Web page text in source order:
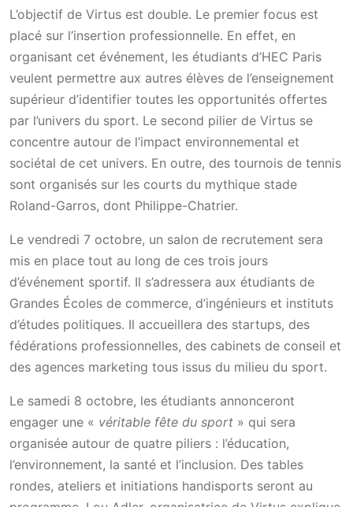
L’objectif de Virtus est double. Le premier focus est
placé sur l’insertion professionnelle. En effet, en
organisant cet événement, les étudiants d’HEC Paris
veulent permettre aux autres élèves de l’enseignement
supérieur d’identifier toutes les opportunités offertes
par l’univers du sport. Le second pilier de Virtus se
concentre autour de l’impact environnemental et
sociétal de cet univers. En outre, des tournois de tennis
sont organisés sur les courts du mythique stade
Roland-Garros, dont Philippe-Chatrier.
Le vendredi 7 octobre, un salon de recrutement sera
mis en place tout au long de ces trois jours
d’événement sportif. Il s’adressera aux étudiants de
Grandes Écoles de commerce, d’ingénieurs et instituts
d’études politiques. Il accueillera des startups, des
fédérations professionnelles, des cabinets de conseil et
des agences marketing tous issus du milieu du sport.
Le samedi 8 octobre, les étudiants annonceront
engager une « véritable fête du sport » qui sera
organisée autour de quatre piliers : l’éducation,
l’environnement, la santé et l’inclusion. Des tables
rondes, ateliers et initiations handisports seront au